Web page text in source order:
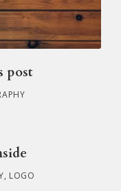
post
, LOGO